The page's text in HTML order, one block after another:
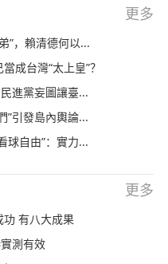
更多
”，賴清德何以...
成台灣“太上皇”？
進黨妄圖讓臺...
”引發島內輿論...
球自由”：實力...
更多
功 有八大成果
測有效